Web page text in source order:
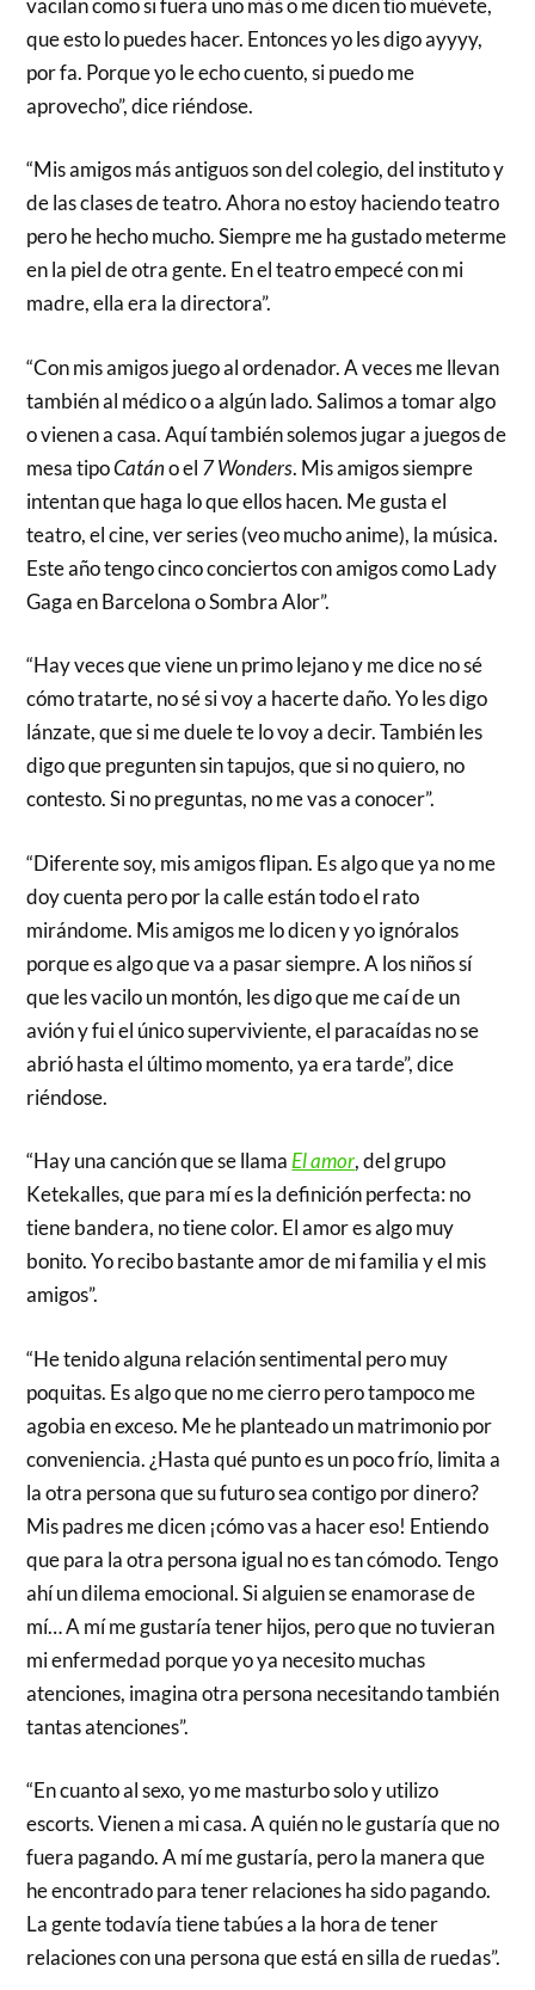
que esto lo puedes hacer. Entonces yo les digo ayyyy,
por fa. Porque yo le echo cuento, si puedo me
aprovecho”, dice riéndose.
“Mis amigos más antiguos son del colegio, del instituto y
de las clases de teatro. Ahora no estoy haciendo teatro
pero he hecho mucho. Siempre me ha gustado meterme
en la piel de otra gente. En el teatro empecé con mi
madre, ella era la directora”.
“Con mis amigos juego al ordenador. A veces me llevan
también al médico o a algún lado. Salimos a tomar algo
o vienen a casa. Aquí también solemos jugar a juegos de
mesa tipoCatáno el 7 Wonders. Mis amigos siempre
intentan que haga lo que ellos hacen. Me gusta el
teatro, el cine, ver series (veo mucho anime), la música.
Este año tengo cinco conciertos con amigos como Lady
Gaga en Barcelona o Sombra Alor”.
“Hay veces que viene un primo lejano y me dice no sé
cómo tratarte, no sé si voy a hacerte daño. Yo les digo
lánzate, que si me duele te lo voy a decir. También les
digo que pregunten sin tapujos, que si no quiero, no
contesto. Si no preguntas, no me vas a conocer”.
“Diferente soy, mis amigos flipan. Es algo que ya no me
doy cuenta pero por la calle están todo el rato
mirándome. Mis amigos me lo dicen y yo ignóralos
porque es algo que va a pasar siempre. A los niños sí
que les vacilo un montón, les digo que me caí de un
avión y fui el único superviviente, el paracaídas no se
abrió hasta el último momento, ya era tarde”, dice
riéndose.
“Hay una canción que se llama El amor, del grupo
Ketekalles, que para mí es la definición perfecta: no
tiene bandera, no tiene color. El amor es algo muy
bonito. Yo recibo bastante amor de mi familia y el mis
amigos”.
“He tenido alguna relación sentimental pero muy
poquitas. Es algo que no me cierro pero tampoco me
agobia en exceso. Me he planteado un matrimonio por
conveniencia. ¿Hasta qué punto es un poco frío, limita a
la otra persona que su futuro sea contigo por dinero?
Mis padres me dicen ¡cómo vas a hacer eso! Entiendo
que para la otra persona igual no es tan cómodo. Tengo
ahí un dilema emocional. Si alguien se enamorase de
mí… A mí me gustaría tener hijos, pero que no tuvieran
mi enfermedad porque yo ya necesito muchas
atenciones, imagina otra persona necesitando también
tantas atenciones”.
“En cuanto al sexo, yo me masturbo solo y utilizo
escorts. Vienen a mi casa. A quién no le gustaría que no
fuera pagando. A mí me gustaría, pero la manera que
he encontrado para tener relaciones ha sido pagando.
La gente todavía tiene tabúes a la hora de tener
relaciones con una persona que está en silla de ruedas”.